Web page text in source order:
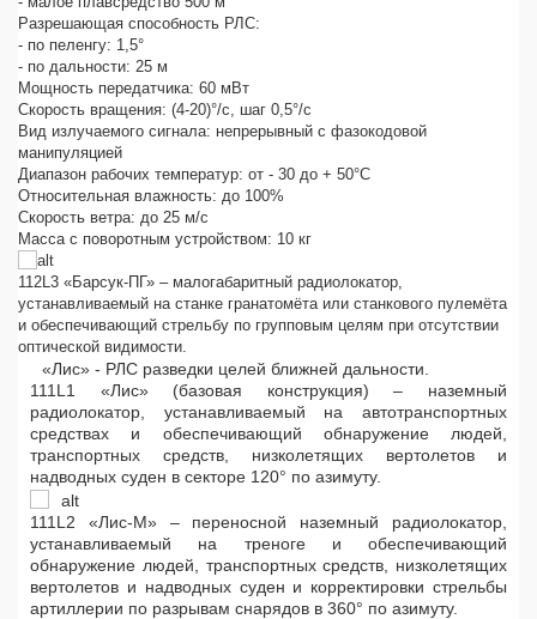
Разрешающая способность РЛС:
- по пеленгу: 1,5°
- по дальности: 25 м
Мощность передатчика: 60 мВт
Скорость вращения: (4-20)°/с, шаг 0,5°/с
Вид излучаемого сигнала: непрерывный с фазокодовой
манипуляцией
Диапазон рабочих температур: от - 30 до + 50°С
Относительная влажность: до 100%
Скорость ветра: до 25 м/с
Масса с поворотным устройством: 10 кг
112L3 «Барсук-ПГ» – малогабаритный радиолокатор,
устанавливаемый на станке гранатомёта или станкового пулемёта
и обеспечивающий стрельбу по групповым целям при отсутствии
оптической видимости.
«Лис» - РЛС разведки целей ближней дальности.
111L1 «Лис» (базовая конструкция) – наземный
радиолокатор, устанавливаемый на автотранспортных
средствах и обеспечивающий обнаружение людей,
транспортных средств, низколетящих вертолетов и
надводных суден в секторе 120° по азимуту.
111L2 «Лис-М» – переносной наземный радиолокатор,
устанавливаемый на треноге и обеспечивающий
обнаружение людей, транспортных средств, низколетящих
вертолетов и надводных суден и корректировки стрельбы
артиллерии по разрывам снарядов в 360° по азимуту.